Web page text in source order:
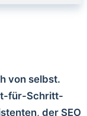
von selbst.
für-Schritt-
der SEO